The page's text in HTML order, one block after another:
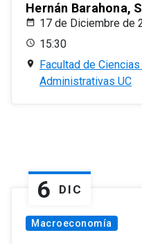
Hernán Barahona,
17 de Diciembre de
15:30
Facultad de
Administrativas UC
6 DIC
Macroeconomía